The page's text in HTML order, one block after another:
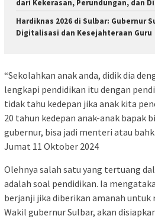
dari Kekerasan, Perundungan, dan
Hardiknas 2026 di Sulbar: Gubernur
Digitalisasi dan Kesejahteraan Guru
“Sekolahkan anak anda, didik dia
lengkapi pendidikan itu dengan
tidak tahu kedepan jika anak kita
20 tahun kedepan anak-anak bapak
gubernur, bisa jadi menteri atau
Jumat 11 Oktober 2024
Olehnya salah satu yang tertuang
adalah soal pendidikan. Ia
berjanji jika diberikan amanah untuk
Wakil gubernur Sulbar, akan